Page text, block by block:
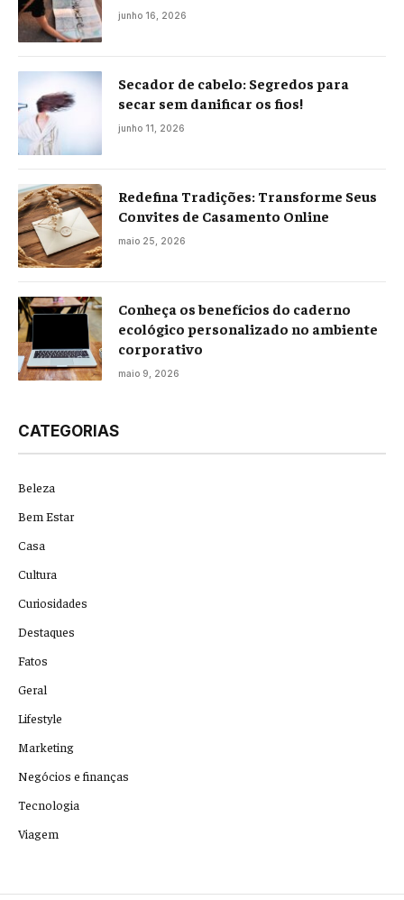
junho 16, 2026
Secador de cabelo: Segredos para
secar sem danificar os fios!
junho 11, 2026
Redefina Tradições: Transforme Seus
Convites de Casamento Online
maio 25, 2026
Conheça os benefícios do caderno
ecológico personalizado no ambiente
corporativo
maio 9, 2026
CATEGORIAS
Beleza
Bem Estar
Casa
Cultura
Curiosidades
Destaques
Fatos
Geral
Lifestyle
Marketing
Negócios e finanças
Tecnologia
Viagem